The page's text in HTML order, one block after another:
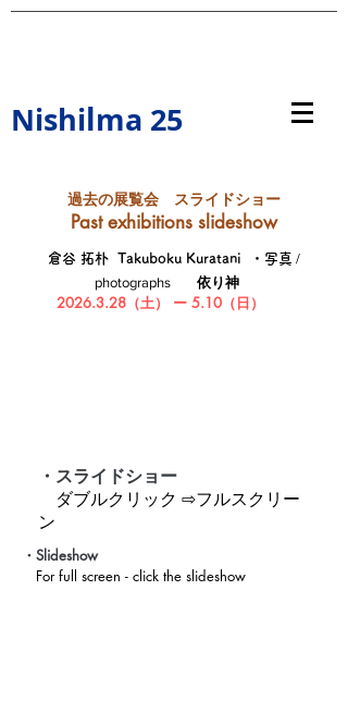
Nishilma 25
​過去の展覧会 スライドショー
Past exhibitions slideshow
倉谷 拓朴 Takuboku Kuratani ・写真 /
photographs ​ 依り神
2026.3.28（土） ー 5.10（日）
・スライドショー
​ ダブルクリック ⇨フルスクリー
ン
・ Slideshow
For full screen - click the slideshow